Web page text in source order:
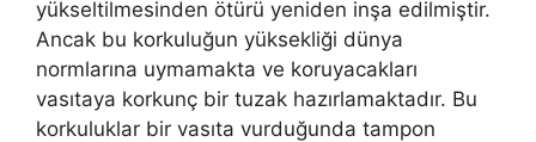
yükseltilmesinden ötürü yeniden inşa edilmiştir.
Ancak bu korkuluğun yüksekliği dünya
normlarına uymamakta ve koruyacakları
vasıtaya korkunç bir tuzak hazırlamaktadır. Bu
korkuluklar bir vasıta vurduğunda tampon